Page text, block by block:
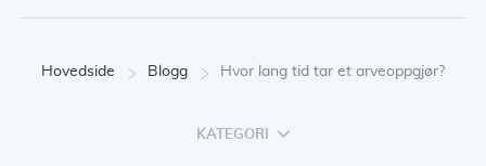
Hovedside Blogg Hvor lang tid tar et arveoppgjør?
KATEGORI